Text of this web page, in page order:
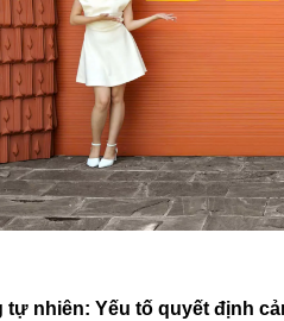
tự nhiên: Yếu tố quyết định